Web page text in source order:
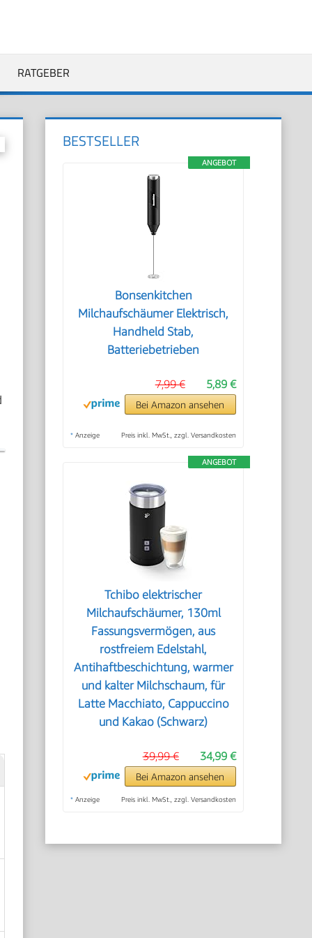
RATGEBER
BESTSELLER
ANGEBOT
Bonsenkitchen
Milchaufschäumer Elektrisch,
Handheld Stab,
Batteriebetrieben
5,89 €
7,99 €
Bei Amazon ansehen
* Anzeige Preis inkl. MwSt., zzgl. Versandkosten
ANGEBOT
Tchibo elektrischer
Milchaufschäumer, 130ml
Fassungsvermögen, aus
rostfreiem Edelstahl,
Antihaftbeschichtung, warmer
und kalter Milchschaum, für
Latte Macchiato, Cappuccino
und Kakao (Schwarz)
34,99 €
39,99 €
Bei Amazon ansehen
* Anzeige Preis inkl. MwSt., zzgl. Versandkosten